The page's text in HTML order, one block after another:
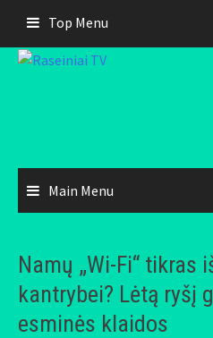
content
Top Menu
Main Menu
Namų „Wi-Fi“ tikras
kantrybei? Lėtą ryšį
esminės klaidos